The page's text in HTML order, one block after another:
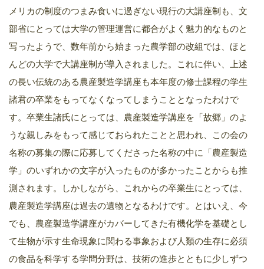
メリカの制度のつまみ食いに過ぎない現行の大講座制も、文
部省にとっては大学の管理運営に都合がよく魅力的なものと
写ったようで、数年前から始まった農学部の改組では、ほと
んどの大学で大講座制が導入されました。これに伴い、上述
の長い伝統のある農産製造学講座も本年度の修士課程の学生
諸君の卒業をもってなくなってしまうこととなったわけで
す。卒業生諸氏にとっては、農産製造学講座を「故郷」のよ
うな親しみをもって感じておられたことと思われ、この会の
名称の募集の際に応募してくださった名称の中に「農産製造
学」のいずれかの文字が入ったものが多かったことからも推
測されます。しかしながら、これからの卒業生にとっては、
農産製造学講座は過去の遺物となるわけです。とはいえ、今
でも、農産製造学講座がカバーしてきた有機化学を基礎とし
て生物が示す生命現象に関わる事象および人類の生存に必須
の食品を科学する学問分野は、技術の進歩とともに少しずつ